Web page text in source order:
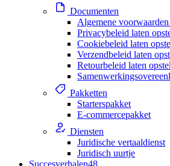
Documenten
Algemene
Privacybeleid laten
Cookiebeleid laten
Verzendbeleid laten
Retourbeleid laten
Pakketten
Starterspakket
E-commercepakket
Diensten
Juridische vertaaldienst
Juridisch uurtje
Succesverhalen48